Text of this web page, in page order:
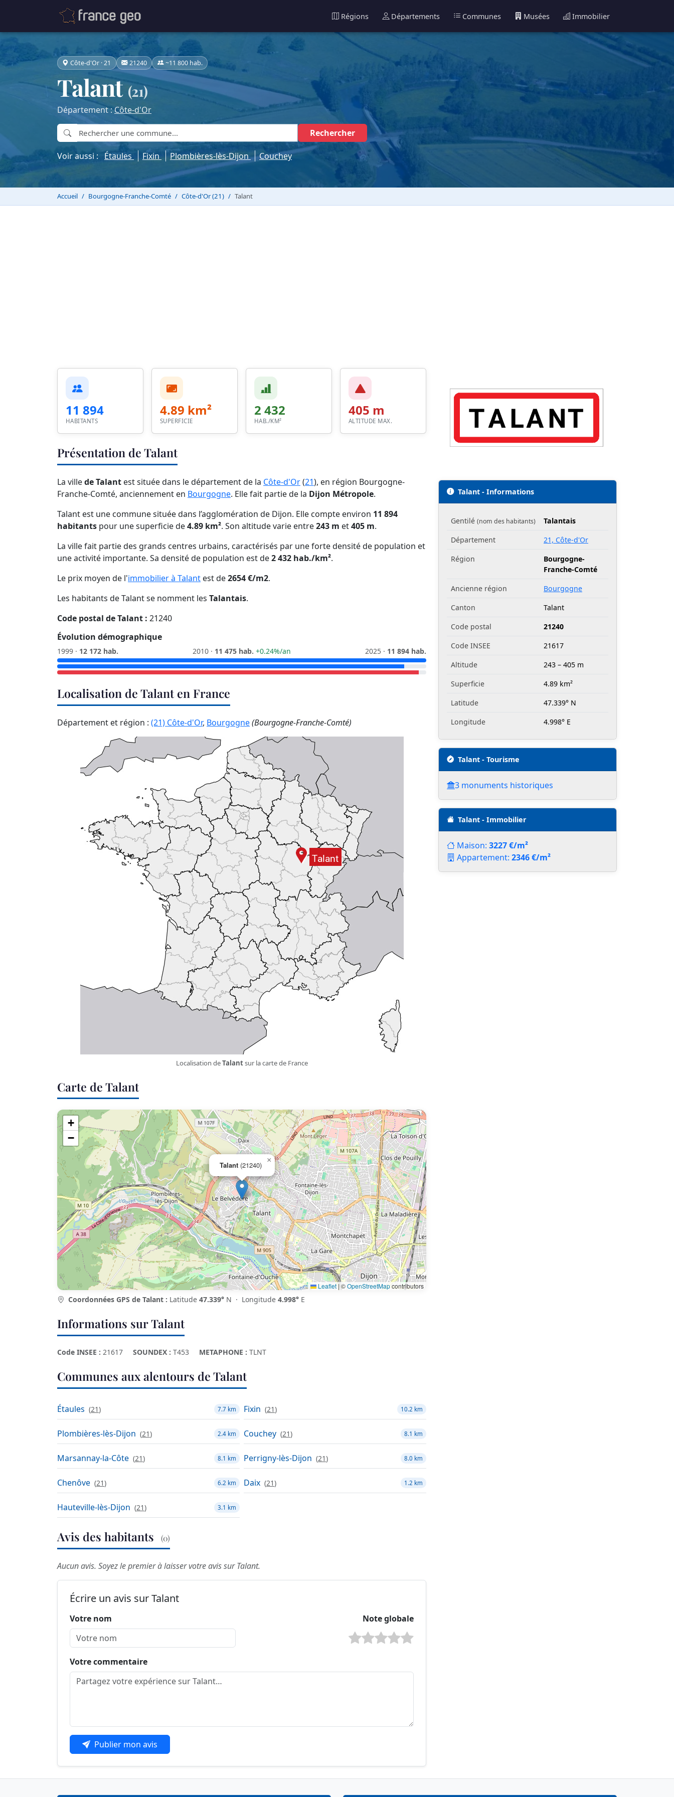
Régions Départements Communes Musées Immobilier
Côte-d'Or · 21 21240 ~11 800 hab.
Talant(21)
Département :Côte-d'Or
Rechercher
Voir aussi : Étaules Fixin Plombières-lès-Dijon Couchey
Accueil Bourgogne-Franche-Comté Côte-d'Or (21) Talant
11 894
HABITANTS
4.89 km²
SUPERFICIE
2 432
HAB./KM²
405 m
ALTITUDE MAX.
Présentation de Talant
La villede Talant est située dans le département de la Côte-d'Or(21), en région Bourgogne-
Franche-Comté, anciennement en Bourgogne. Elle fait partie de la Dijon Métropole.
Talant est une commune située dans l’agglomération de Dijon. Elle compte environ 11 894
habitants pour une superficie de4.89 km². Son altitude varie entre243 m et405 m.
La ville fait partie des grands centres urbains, caractérisés par une forte densité de population et
une activité importante. Sa densité de population est de2 432 hab./km².
Le prix moyen de l'immobilier à Talant est de2654 €/m2.
Les habitants de Talant se nomment les Talantais.
Code postal de Talant : 21240
Évolution démographique
1999 · 12 172 hab. 2010 · 11 475 hab. +0.24%/an 2025 · 11 894 hab.
Localisation de Talant en France
Département et région : (21) Côte-d'Or, Bourgogne(Bourgogne-Franche-Comté)
Localisation deTalantsur la carte de France
Carte de Talant
Talant (21240)
×
+
−
Leaflet| ©OpenStreetMapcontributors
Coordonnées GPS de Talant : Latitude 47.339° N · Longitude 4.998° E
Informations sur Talant
Code INSEE : 21617 SOUNDEX : T453 METAPHONE : TLNT
Communes aux alentours de Talant
Étaules (21) 7.7 km Fixin (21) 10.2 km
Plombières-lès-Dijon (21) 2.4 km Couchey (21) 8.1 km
Marsannay-la-Côte (21) 8.1 km Perrigny-lès-Dijon (21) 8.0 km
Chenôve (21) 6.2 km Daix (21) 1.2 km
Hauteville-lès-Dijon (21) 3.1 km
Avis des habitants (0)
Aucun avis. Soyez le premier à laisser votre avis sur Talant.
Écrire un avis sur Talant
Votre nom Note globale
Votre commentaire
Publier mon avis
Talant - Informations
Gentilé (nom des habitants)
Talantais
Département
21, Côte-d'Or
Région
Bourgogne-
Franche-Comté
Ancienne région
Bourgogne
Canton
Talant
Code postal
21240
Code INSEE
21617
Altitude
243 – 405 m
Superficie
4.89 km²
Latitude
47.339° N
Longitude
4.998° E
Talant - Tourisme
3 monuments historiques
Talant - Immobilier
Maison: 3227 €/m²
Appartement: 2346 €/m²